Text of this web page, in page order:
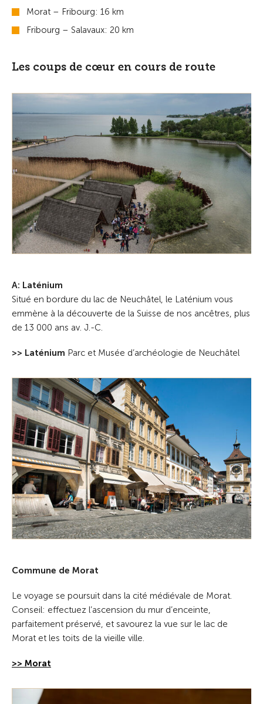
Morat – Fribourg: 16 km
Fribourg – Salavaux: 20 km
Les coups de cœur en cours de route
A: Laténium
Situé en bordure du lac de Neuchâtel, le Laténium vous
emmène à la découverte de la Suisse de nos ancêtres, plus
de 13 000 ans av. J.-C.
>> Laténium Parc et Musée d’archéologie de Neuchâtel
Commune de Morat
Le voyage se poursuit dans la cité médiévale de Morat.
Conseil: effectuez l’ascension du mur d’enceinte,
parfaitement préservé, et savourez la vue sur le lac de
Morat et les toits de la vieille ville.
>> Morat